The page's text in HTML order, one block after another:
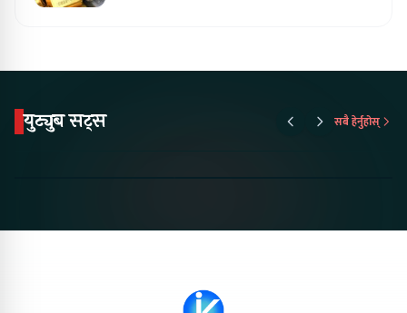
युट्युब सट्स सबै हेर्नुहोस्